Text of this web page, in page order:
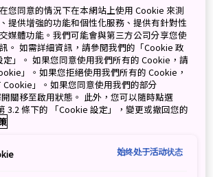
島遊覽船穿梭絕景群
海上樂園
九島位於日本長崎縣佐世保市，這片蔚
著名的拍攝景點，是電影《最後的武
您同意的情況下在本網站上使用 Cookie 來測
提供增強的功能和個性化服務、提供有針對性
媒體功能。我們可能會與第三方公司分享您使
。 如需詳細資訊，請參閱我們的「Cookie 政
」。 如果您同意使用我們所有的 Cookie，請
」。如果您拒絕使用我們所有的 Cookie，
Cookie」。如果您同意使用我們的部分
關移至啟用狀態。 此外，您可以隨時點選
3.2 條下的 「Cookie 設定」，變更或撤回您的
始终处于活动状态